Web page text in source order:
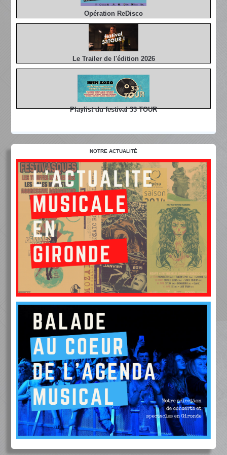
Opération ReDisco
Le Trailer de l'édition 2026
Playlist du festival 33 TOUR
NOTRE ACTUALITÉ